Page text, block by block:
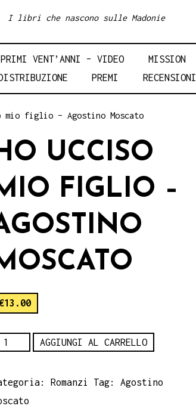
I libri che nascono sulle Madonie
VENT’ANNI – VIDEO MISSION
PREMI RECENSIONI
mio figlio – Agostino Moscato
UCCISO
FIGLIO –
13.00
AGGIUNGI AL CARRELLO
Romanzi Tag: Agostino